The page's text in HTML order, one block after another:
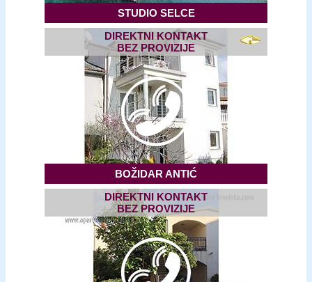
STUDIO SELCE
BOŽIDAR ANTIĆ
DIREKTNI KONTAKT
BEZ PROVIZIJE
DIREKTNI KONTAKT
BEZ PROVIZIJE